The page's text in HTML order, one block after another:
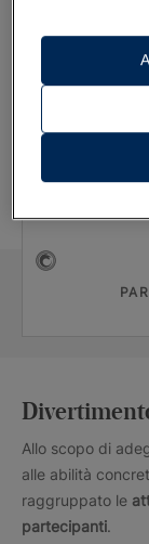
Allo scopo di
alle abilità
raggruppato le
partecipanti.